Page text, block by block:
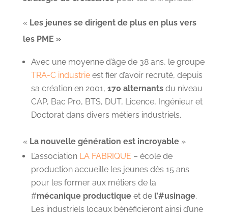
« Les jeunes se dirigent de plus en plus vers
les PME »
Avec une moyenne d’âge de 38 ans, le groupe
TRA-C industrieest fier d’avoir recruté, depuis
sa création en 2001, 170 alternantsdu niveau
CAP, Bac Pro, BTS, DUT, Licence, Ingénieur et
Doctorat dans divers métiers industriels.
« La nouvelle génération est incroyable»
L’association LA FABRIQUE – école de
production accueille les jeunes dès 15 ans
pour les former aux métiers de la
#mécanique productiqueet de l’#usinage.
Les industriels locaux bénéficieront ainsi d’une